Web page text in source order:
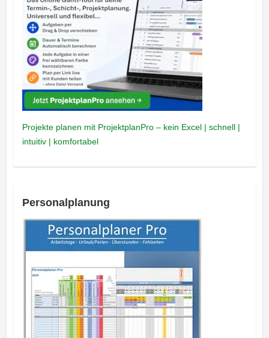
Projekte planen mit ProjektplanPro – kein Excel | schnell |
intuitiv | komfortabel
Personalplanung